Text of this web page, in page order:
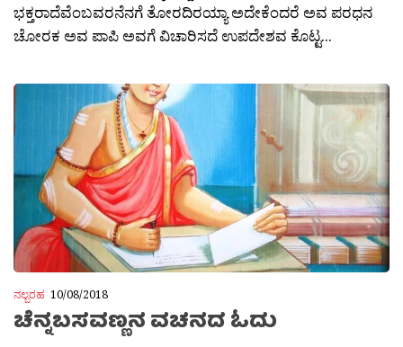
ಭಕ್ತರಾದೆವೆಂಬವರನೆನಗೆ ತೋರದಿರಯ್ಯಾ ಅದೇಕೆಂದರೆ ಅವ ಪರಧನ
ಚೋರಕ ಅವ ಪಾಪಿ ಅವಗೆ ವಿಚಾರಿಸದೆ ಉಪದೇಶವ ಕೊಟ್ಟ...
ನಲ್ಬರಹ 10/08/2018
ಚೆನ್ನಬಸವಣ್ಣನ ವಚನದ ಓದು